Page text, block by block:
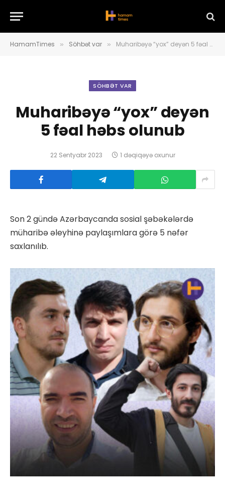
HamamTimes » Söhbət var » Muharibəyə “yox” deyən 5 fəal həbs olunub
SÖHBƏT VAR
Muharibəyə “yox” deyən
5 fəal həbs olunub
22 Sentyabr 2023 1 dəqiqəyə oxunur
Son 2 gündə Azərbaycanda sosial şəbəkələrdə
müharibə əleyhinə paylaşımlara görə 5 nəfər
saxlanılıb.